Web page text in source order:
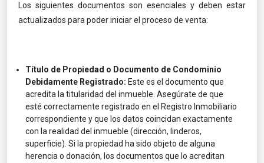
Los siguientes documentos son esenciales y deben estar
actualizados para poder iniciar el proceso de venta:
Título de Propiedad o Documento de Condominio
Debidamente Registrado: Este es el documento que
acredita la titularidad del inmueble. Asegúrate de que
esté correctamente registrado en el Registro Inmobiliario
correspondiente y que los datos coincidan exactamente
con la realidad del inmueble (dirección, linderos,
superficie). Si la propiedad ha sido objeto de alguna
herencia o donación, los documentos que lo acreditan